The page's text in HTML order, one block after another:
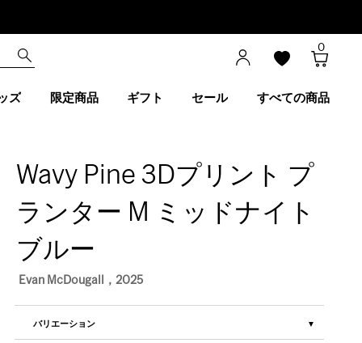
0
ズ 限定商品 ギフト セール すべての商品
Wavy Pine 3Dプリント プ
ランター M ミッドナイト
ブルー
Evan McDougall，2025
バリエーション